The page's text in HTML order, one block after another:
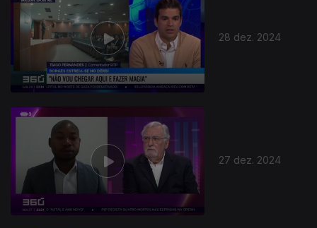
28 dez. 2024
27 dez. 2024